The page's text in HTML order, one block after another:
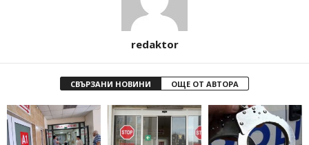
redaktor
СВЪРЗАНИ НОВИНИ ОЩЕ ОТ АВТОРА